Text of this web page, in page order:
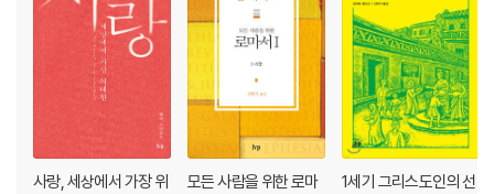
사랑, 세상에서 가장 위
모든 사람을 위한 로마
1세기 그리스도인의 선